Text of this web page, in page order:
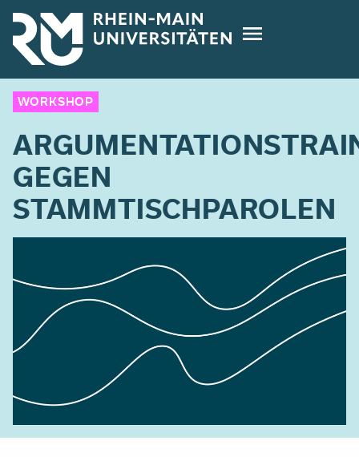
Direkt
zum
Inhalt
WORKSHOP
GEGEN
STAMMTISCHPAROLEN